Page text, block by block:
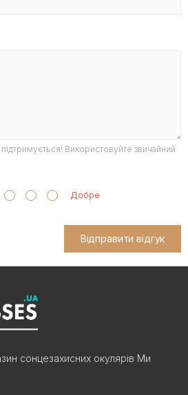
Використовуйте звичайний
Добре
Відправити відгук
сонцезахисних окулярів Ми